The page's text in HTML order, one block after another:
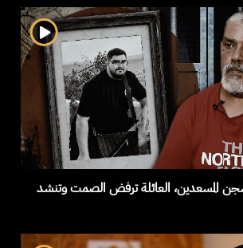
المسعدين، العائلة ترفض الصمت وتنشد